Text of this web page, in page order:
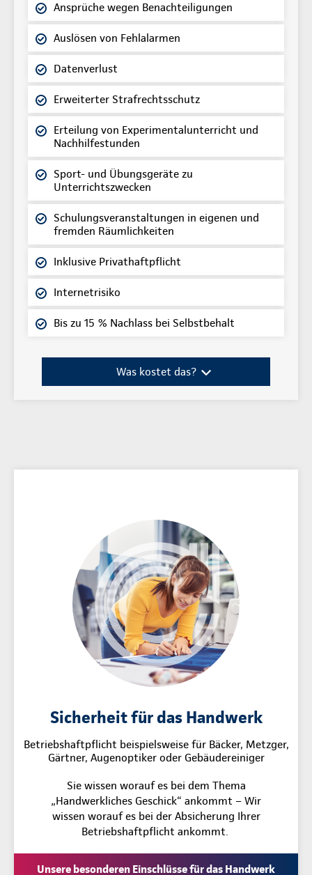
Ansprüche wegen Benachteiligungen
Auslösen von Fehlalarmen
Datenverlust
Erweiterter Strafrechtsschutz
Erteilung von Experimentalunterricht und
Nachhilfestunden
Sport- und Übungsgeräte zu
Unterrichtszwecken
Schulungsveranstaltungen in eigenen und
fremden Räumlichkeiten
Inklusive Privathaftpflicht
Internetrisiko
Bis zu 15 % Nachlass bei Selbstbehalt
Was kostet das?
Sicherheit für das Handwerk
Betriebshaftpflicht beispielsweise für Bäcker, Metzger,
Gärtner, Augenoptiker oder Gebäudereiniger
Sie wissen worauf es bei dem Thema
„Handwerkliches Geschick“ ankommt – Wir
wissen worauf es bei der Absicherung Ihrer
Betriebshaftpflicht ankommt.
Unsere besonderen Einschlüsse für das Handwerk